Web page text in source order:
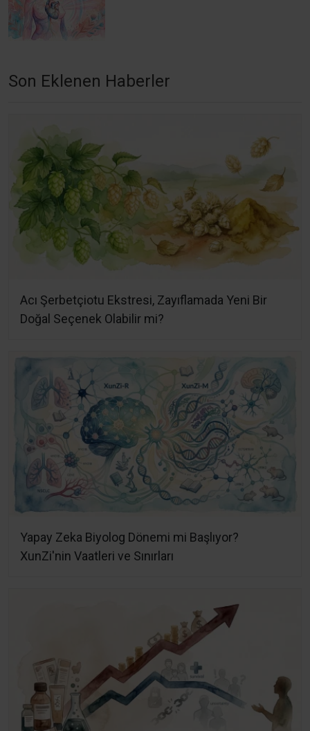
Son Eklenen Haberler
Acı Şerbetçiotu Ekstresi, Zayıflamada Yeni Bir
Doğal Seçenek Olabilir mi?
Yapay Zeka Biyolog Dönemi mi Başlıyor?
XunZi'nin Vaatleri ve Sınırları